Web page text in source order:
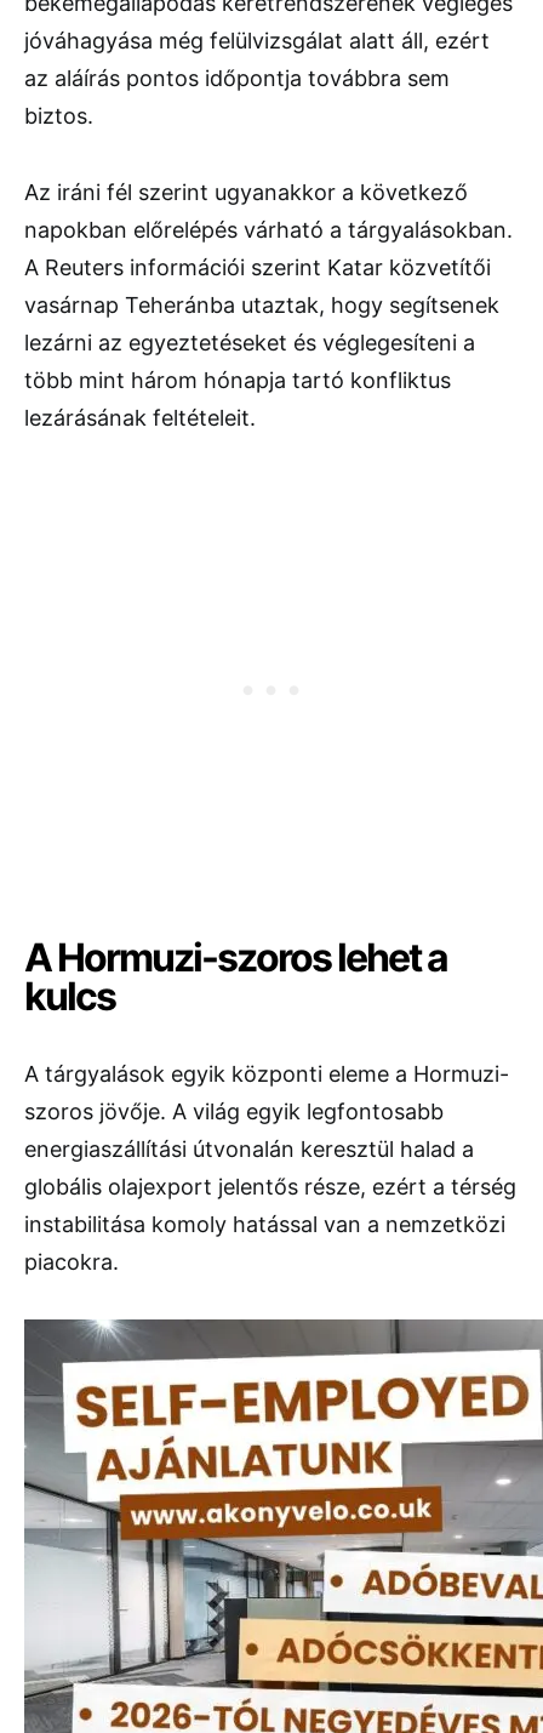
jóváhagyása még felülvizsgálat alatt áll, ezért
az aláírás pontos időpontja továbbra sem
biztos.
Az iráni fél szerint ugyanakkor a következő
napokban előrelépés várható a tárgyalásokban.
A Reuters információi szerint Katar közvetítői
vasárnap Teheránba utaztak, hogy segítsenek
lezárni az egyeztetéseket és véglegesíteni a
több mint három hónapja tartó konfliktus
lezárásának feltételeit.
A Hormuzi-szoros lehet a
kulcs
A tárgyalások egyik központi eleme a Hormuzi-
szoros jövője. A világ egyik legfontosabb
energiaszállítási útvonalán keresztül halad a
globális olajexport jelentős része, ezért a térség
instabilitása komoly hatással van a nemzetközi
piacokra.